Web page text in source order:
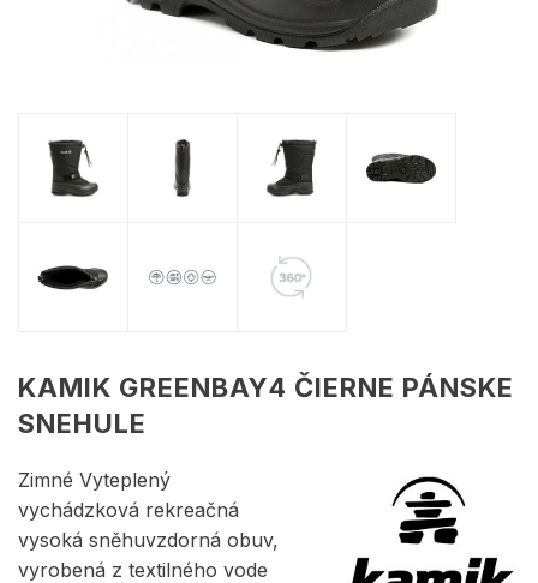
KAMIK GREENBAY4 ČIERNE PÁNSKE
SNEHULE
Zimné Vyteplený
vychádzková rekreačná
vysoká sněhuvzdorná obuv,
vyrobená z textilného vode